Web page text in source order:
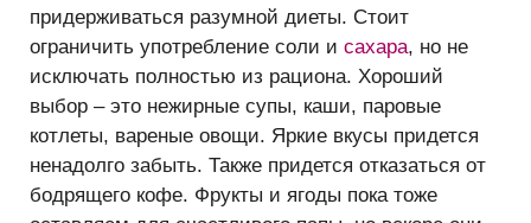
придерживаться разумной диеты. Стоит
ограничить употребление соли и сахара, но не
исключать полностью из рациона. Хороший
выбор – это нежирные супы, каши, паровые
котлеты, вареные овощи. Яркие вкусы придется
ненадолго забыть. Также придется отказаться от
бодрящего кофе. Фрукты и ягоды пока тоже